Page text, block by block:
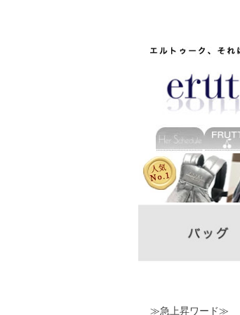
≫急上昇ワード≫